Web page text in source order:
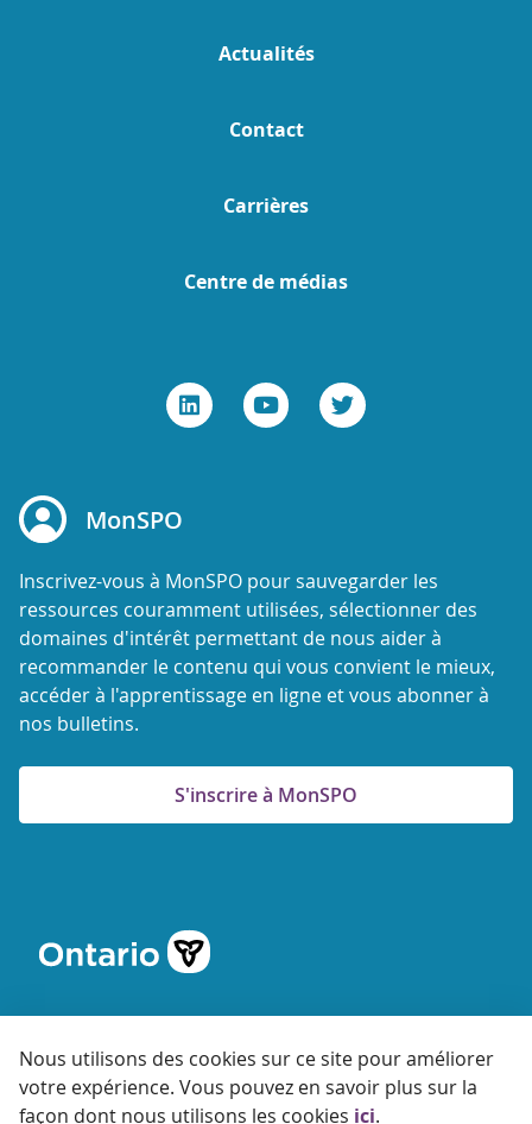
Nous utilisons des cookies sur ce site pour améliorer
votre expérience. Vous pouvez en savoir plus sur la
façon dont nous utilisons les cookies ici.
Actualités
Contact
Carrières
Centre de médias
MonSPO
Inscrivez-vous à MonSPO pour sauvegarder les
ressources couramment utilisées, sélectionner des
domaines d'intérêt permettant de nous aider à
recommander le contenu qui vous convient le mieux,
accéder à l'apprentissage en ligne et vous abonner à
nos bulletins.
S'inscrire à MonSPO
© 2026 Agence ontarienne de protection et de promotion de